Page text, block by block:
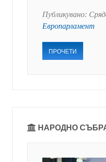
Публикувано:
Европарламент
ПРОЧЕТИ
НАРОДНО